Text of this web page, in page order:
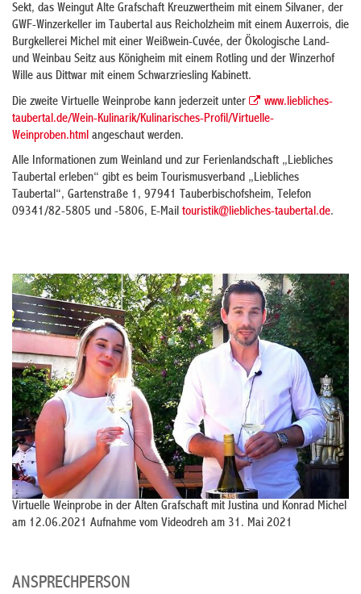
Sekt, das Weingut Alte Grafschaft Kreuzwertheim mit einem Silvaner, der
GWF-Winzerkeller im Taubertal aus Reicholzheim mit einem Auxerrois, die
Burgkellerei Michel mit einer Weißwein-Cuvée, der Ökologische Land-
und Weinbau Seitz aus Königheim mit einem Rotling und der Winzerhof
Wille aus Dittwar mit einem Schwarzriesling Kabinett.
Die zweite Virtuelle Weinprobe kann jederzeit unter
www.liebliches-
taubertal.de/Wein-Kulinarik/Kulinarisches-Profil/Virtuelle-
Weinproben.html angeschaut werden.
Alle Informationen zum Weinland und zur Ferienlandschaft „Liebliches
Taubertal erleben“ gibt es beim Tourismusverband „Liebliches
Taubertal“, Gartenstraße 1, 97941 Tauberbischofsheim, Telefon
09341/82-5805 und -5806, E-Mail touristik@liebliches-taubertal.de.
Virtuelle Weinprobe in der Alten Grafschaft mit Justina und Konrad Michel
am 12.06.2021 Aufnahme vom Videodreh am 31. Mai 2021
ANSPRECHPERSON